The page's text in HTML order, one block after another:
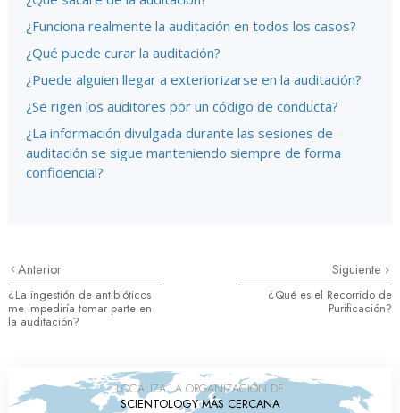
¿Funciona realmente la auditación en todos los casos?
¿Qué puede curar la auditación?
¿Puede alguien llegar a exteriorizarse en la auditación?
¿Se rigen los auditores por un código de conducta?
¿La información divulgada durante las sesiones de
auditación se sigue manteniendo siempre de forma
confidencial?
Anterior
¿La ingestión de antibióticos
me impediría tomar parte en
la auditación?
Siguiente
¿Qué es el Recorrido de
Purificación?
LOCALIZA LA ORGANIZACIÓN DE
SCIENTOLOGY MÁS CERCANA